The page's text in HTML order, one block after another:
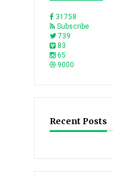
31758
Subscribe
739
83
65
9000
Recent Posts